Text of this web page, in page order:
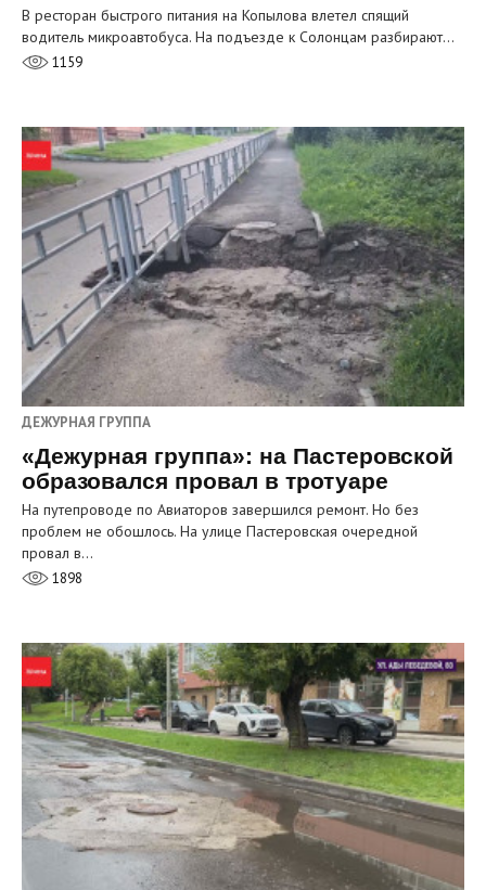
В ресторан быстрого питания на Копылова влетел спящий
водитель микроавтобуса. На подъезде к Солонцам разбирают…
1159
ДЕЖУРНАЯ ГРУППА
«Дежурная группа»: на Пастеровской
образовался провал в тротуаре
На путепроводе по Авиаторов завершился ремонт. Но без
проблем не обошлось. На улице Пастеровская очередной
провал в…
1898